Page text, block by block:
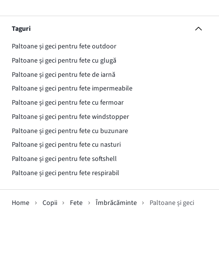
Taguri
Paltoane și geci pentru fete outdoor
Paltoane și geci pentru fete cu glugă
Paltoane și geci pentru fete de iarnă
Paltoane și geci pentru fete impermeabile
Paltoane și geci pentru fete cu fermoar
Paltoane și geci pentru fete windstopper
Paltoane și geci pentru fete cu buzunare
Paltoane și geci pentru fete cu nasturi
Paltoane și geci pentru fete softshell
Paltoane și geci pentru fete respirabil
Home Copii Fete Îmbrăcăminte Paltoane și geci